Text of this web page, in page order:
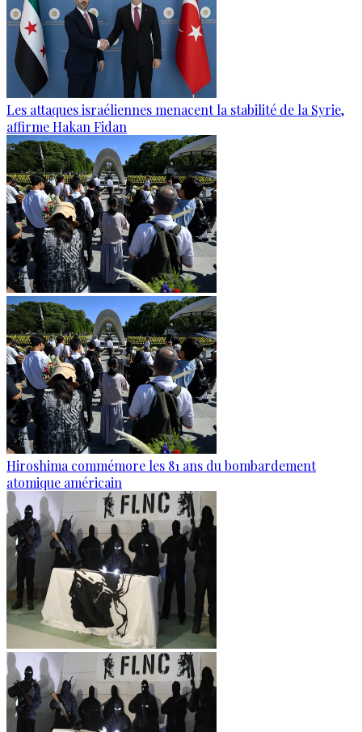
Les attaques israéliennes menacent la stabilité de la Syrie,
affirme Hakan Fidan
Hiroshima commémore les 81 ans du bombardement
atomique américain